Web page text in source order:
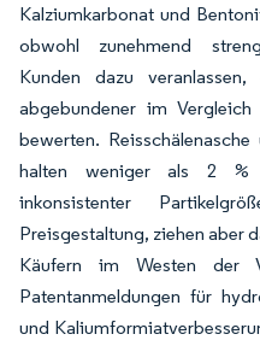
Kalziumkarbonat und
obwohl zunehmend
Kunden dazu
abgebundener im
bewerten.
halten weniger als 2 %
inkonsistenter
Preisgestaltung, ziehen aber
Käufern im Westen der
Patentanmeldungen für
und